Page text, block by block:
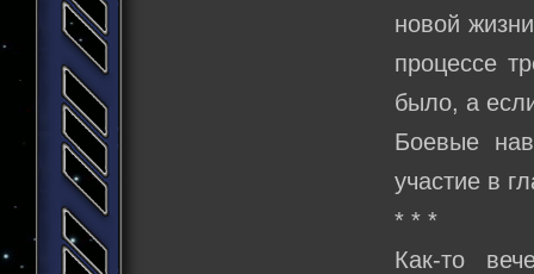
новой
процессе
было, а
Боевые
участие в
* * *
Как-то